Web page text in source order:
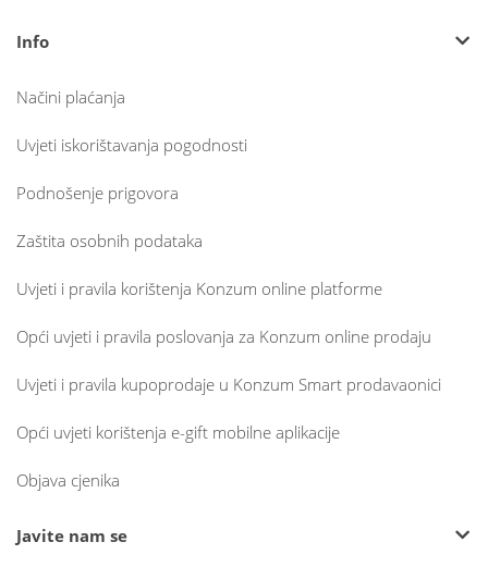
Info
Načini plaćanja
Uvjeti iskorištavanja pogodnosti
Podnošenje prigovora
Zaštita osobnih podataka
Uvjeti i pravila korištenja Konzum online platforme
Opći uvjeti i pravila poslovanja za Konzum online prodaju
Uvjeti i pravila kupoprodaje u Konzum Smart prodavaonici
Opći uvjeti korištenja e-gift mobilne aplikacije
Objava cjenika
Javite nam se